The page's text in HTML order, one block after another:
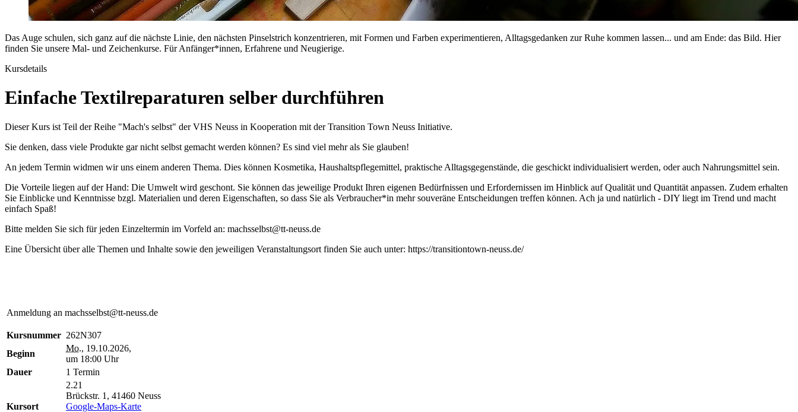
Das Auge schulen, sich ganz auf die nächste Linie, den nächsten Pinselstrich konzentrieren, mit Formen und Farben experimentieren, Alltagsgedanken zur Ruhe kommen lassen... und am Ende: das Bild. Hier
finden Sie unsere Mal- und Zeichenkurse. Für Anfänger*innen, Erfahrene und Neugierige.
Kursdetails
Einfache Textilreparaturen selber durchführen
Dieser Kurs ist Teil der Reihe "Mach's selbst" der VHS Neuss in Kooperation mit der Transition Town Neuss Initiative.
Sie denken, dass viele Produkte gar nicht selbst gemacht werden können? Es sind viel mehr als Sie glauben!
An jedem Termin widmen wir uns einem anderen Thema. Dies können Kosmetika, Haushaltspflegemittel, praktische Alltagsgegenstände, die geschickt individualisiert werden, oder auch Nahrungsmittel sein.
Die Vorteile liegen auf der Hand: Die Umwelt wird geschont. Sie können das jeweilige Produkt Ihren eigenen Bedürfnissen und Erfordernissen im Hinblick auf Qualität und Quantität anpassen. Zudem erhalten
Sie Einblicke und Kenntnisse bzgl. Materialien und deren Eigenschaften, so dass Sie als Verbraucher*in mehr souveräne Entscheidungen treffen können. Ach ja und natürlich - DIY liegt im Trend und macht
einfach Spaß!
Bitte melden Sie sich für jeden Einzeltermin im Vorfeld an: machsselbst@tt-neuss.de
Eine Übersicht über alle Themen und Inhalte sowie den jeweiligen Veranstaltungsort finden Sie auch unter: https://transitiontown-neuss.de/
Anmeldung an machsselbst@tt-neuss.de
Kursnummer 262N307
Beginn
Mo., 19.10.2026,
um 18:00 Uhr
Dauer
1 Termin
Kursort
2.21
Brückstr. 1, 41460 Neuss
Google-Maps-Karte